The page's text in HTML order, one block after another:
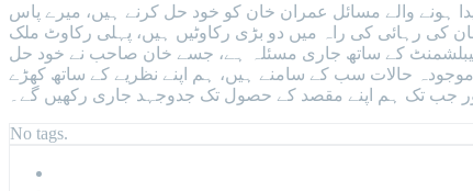
ہونے والے مسائل عمران خان کو خود حل کرنے ہیں، میرے پاس
کی رہائی کی راہ میں دو بڑی رکاوٹیں ہیں، پہلی رکاوٹ ملک
کے ساتھ جاری مسئلہ ہے، جسے خان صاحب نے خود حل
موجودہ حالات سب کے سامنے ہیں، ہم اپنے نظریے کے ساتھ کھڑے
جب تک ہم اپنے مقصد کے حصول تک جدوجہد جاری رکھیں گے۔
No tags.